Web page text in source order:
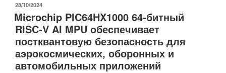
Versal
Premium
Gen2
SoC
включает
ОПУБЛИКОВАНО
28/10/2024
Microchip PIC64HX1000 64-битный
RISC-V AI MPU обеспечивает
постквантовую безопасность для
аэрокосмических, оборонных и
автомобильных приложений